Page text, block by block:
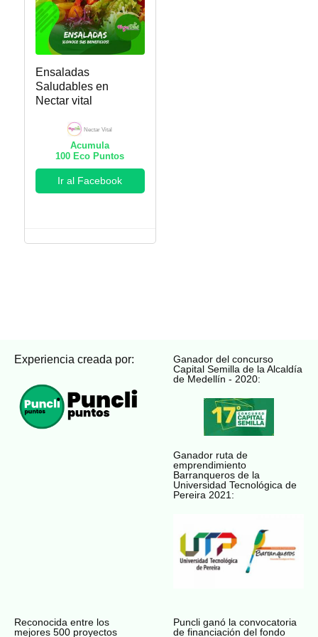
Ensaladas
Saludables en
Nectar vital
Nectar Vital
Acumula
100 Eco Puntos
Ir al Facebook
Experiencia creada por:
Ganador del concurso
Capital Semilla de la Alcaldía
de Medellín - 2020:
Ganador ruta de
emprendimiento
Barranqueros de la
Universidad Tecnológica de
Pereira 2021:
Reconocida entre los
mejores 500 proyectos
Puncli ganó la convocatoria
de financiación del fondo